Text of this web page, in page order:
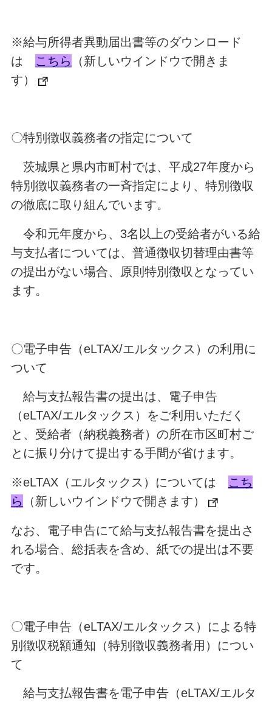
※給与所得者異動届出書等のダウンロード
は こちら
（新しいウインドウで開きま
す）
〇特別徴収義務者の指定について
茨城県と県内市町村では、平成27年度から
特別徴収義務者の一斉指定により、特別徴収
の徹底に取り組んでいます。
令和元年度から、3名以上の受給者がいる給
与支払者については、普通徴収切替理由書等
の提出がない場合、原則特別徴収となってい
ます。
〇電子申告（eLTAX/エルタックス）の利用に
ついて
給与支払報告書の提出は、電子申告
（eLTAX/エルタックス）をご利用いただく
と、受給者（納税義務者）の所在市区町村ご
とに振り分けて提出する手間が省けます。
※eLTAX（エルタックス）については こち
ら
（新しいウインドウで開きます）
なお、電子申告にて給与支払報告書を提出さ
れる場合、総括表を含め、紙での提出は不要
です。
〇電子申告（eLTAX/エルタックス）による特
別徴収税額通知（特別徴収義務者用）につい
て
給与支払報告書を電子申告（eLTAX/エルタ